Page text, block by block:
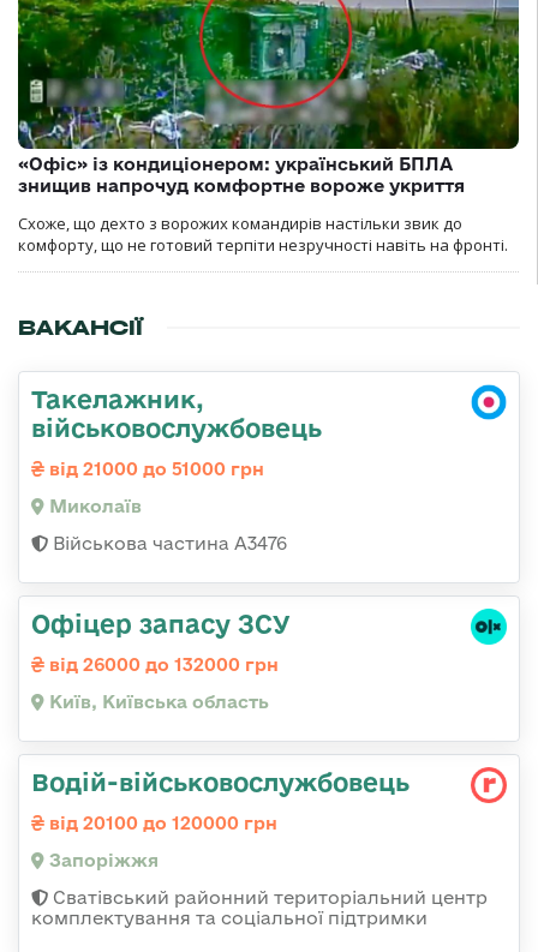
«Офіс» із кондиціонером: український БПЛА
знищив напрочуд комфортне вороже укриття
Схоже, що дехто з ворожих командирів настільки звик до
комфорту, що не готовий терпіти незручності навіть на фронті.
ВАКАНСІЇ
Такелажник,
військовослужбовець
від 21000 до 51000 грн
Миколаїв
Військова частина А3476
Офіцер запасу ЗСУ
від 26000 до 132000 грн
Київ, Київська область
Водій-військовослужбовець
від 20100 до 120000 грн
Запоріжжя
Сватівський районний територіальний центр
комплектування та соціальної підтримки